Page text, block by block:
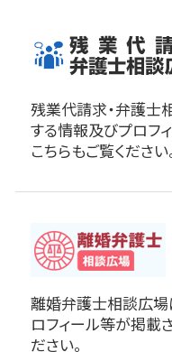
残業代請求・弁護士
する情報及びプロフ
こちらもご覧ください
離婚弁護士相談広場
ロフィール等が掲載
ださい。